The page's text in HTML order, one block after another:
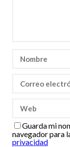
Guarda mi
navegador para
privacidad